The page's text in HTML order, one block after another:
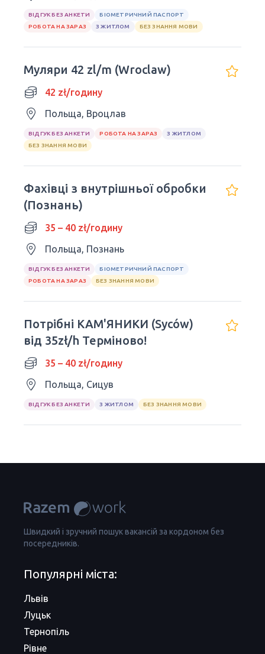
ВІДГУК БЕЗ АНКЕТИ
БІОМЕТРИЧНИЙ ПАСПОРТ
РОБОТА НА ЗАРАЗ
З ЖИТЛОМ БЕЗ ЗНАННЯ МОВИ
Муляри 42 zl/m (Wroclaw)
42 zł/годину
Польща, Вроцлав
ВІДГУК БЕЗ АНКЕТИ РОБОТА НА ЗАРАЗ
З ЖИТЛОМ
БЕЗ ЗНАННЯ МОВИ
Фахівці з внутрішньої обробки
(Познань)
35 – 40 zł/годину
Польща, Познань
ВІДГУК БЕЗ АНКЕТИ
БІОМЕТРИЧНИЙ ПАСПОРТ
РОБОТА НА ЗАРАЗ
БЕЗ ЗНАННЯ МОВИ
Потрібні КАМ'ЯНИКИ (Syców)
від 35zł/h Терміново!
35 – 40 zł/годину
Польща, Сицув
ВІДГУК БЕЗ АНКЕТИ З ЖИТЛОМ БЕЗ ЗНАННЯ МОВИ
Швидкий і зручний пошук вакансій за кордоном без
посередників.
Популярні міста:
Львів
Луцьк
Тернопіль
Рівне